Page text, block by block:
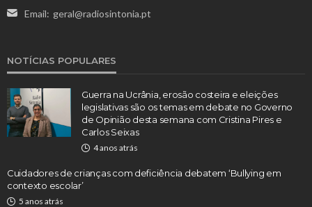
Email: geral@radiosintonia.pt
NOTÍCIAS POPULARES
Guerra na Ucrânia, erosão costeira e eleições
legislativas são os temas em debate no Governo
de Opinião desta semana com Cristina Pires e
Carlos Seixas
4 anos atrás
Cuidadores de crianças com deficiência debatem ‘Bullying em
contexto escolar’
5 anos atrás